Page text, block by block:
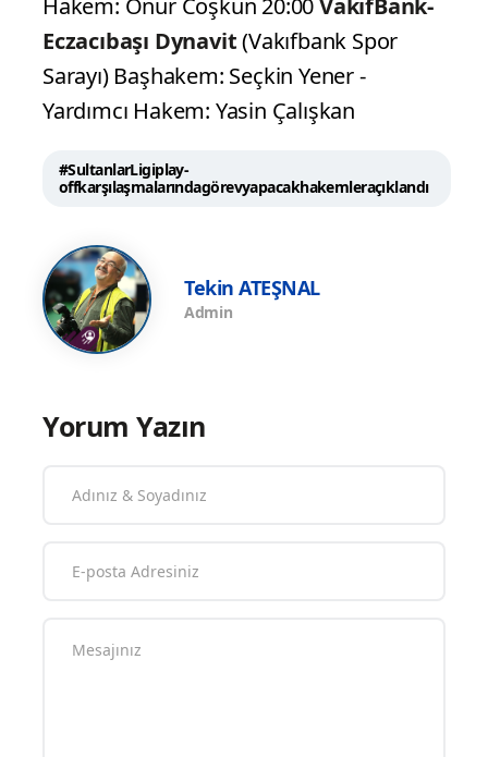
Hakem: Onur Coşkun 20:00VakıfBank-
Eczacıbaşı Dynavit(Vakıfbank Spor
Sarayı) Başhakem: Seçkin Yener -
Yardımcı Hakem: Yasin Çalışkan
#SultanlarLigiplay-
offkarşılaşmalarındagörevyapacakhakemleraçıklandı
Tekin ATEŞNAL
Admin
Yorum Yazın